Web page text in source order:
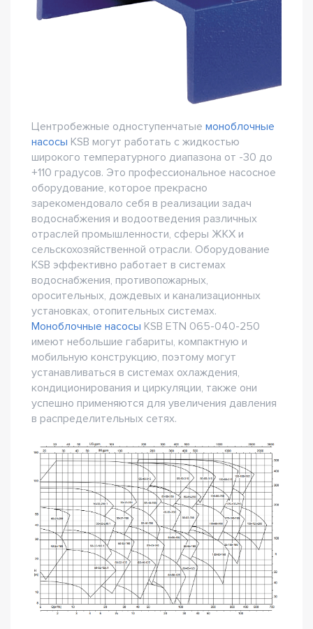
Центробежные одноступенчатые моноблочные
насосы KSB могут работать с жидкостью
широкого температурного диапазона от -30 до
+110 градусов. Это профессиональное насосное
оборудование, которое прекрасно
зарекомендовало себя в реализации задач
водоснабжения и водоотведения различных
отраслей промышленности, сферы ЖКХ и
сельскохозяйственной отрасли. Оборудование
KSB эффективно работает в системах
водоснабжения, противопожарных,
оросительных, дождевых и канализационных
установках, отопительных системах.
Моноблочные насосы KSB ETN 065-040-250
имеют небольшие габариты, компактную и
мобильную конструкцию, поэтому могут
устанавливаться в системах охлаждения,
кондиционирования и циркуляции, также они
успешно применяются для увеличения давления
в распределительных сетях.